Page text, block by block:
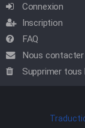
Connexion
Inscription
FAQ
Nous contacter
Supprimer